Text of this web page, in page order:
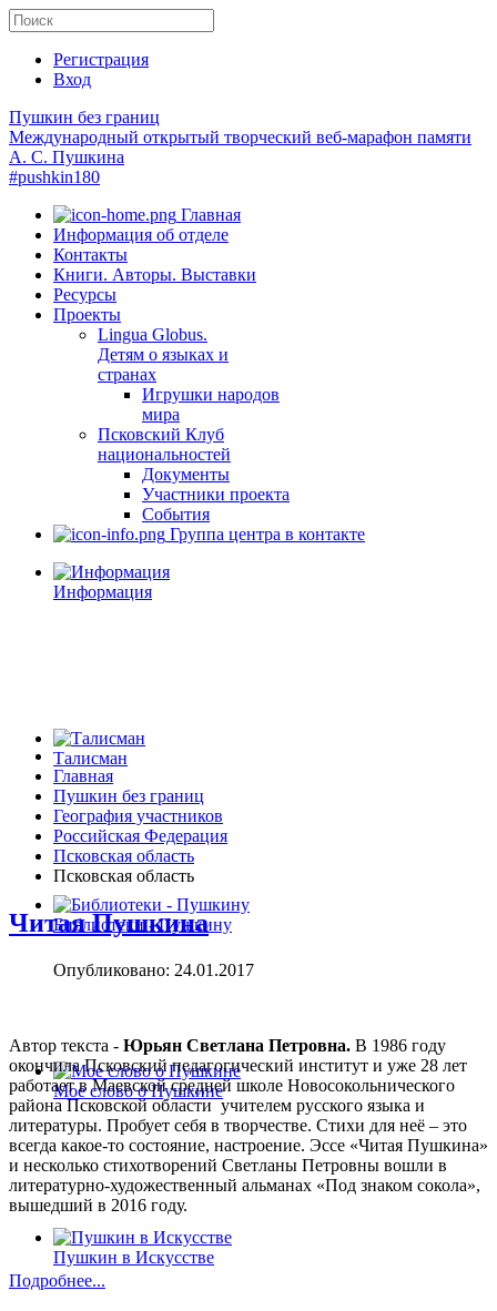
Регистрация
Вход
Пушкин без границ
Международный открытый творческий веб-марафон памяти
А. С. Пушкина
#pushkin180
Главная
Информация об отделе
Контакты
Книги. Авторы. Выставки
Ресурсы
Проекты
Lingua Globus.
Детям о языках и
странах
Игрушки народов
мира
Псковский Клуб
национальностей
Документы
Участники проекта
События
Группа центра в контакте
Информация
Талисман
Библиотеки - Пушкину
Мое слово о Пушкине
Пушкин в Искусстве
Главная
Пушкин без границ
География участников
Российская Федерация
Псковская область
Псковская область
Читая Пушкина
Опубликовано: 24.01.2017
Автор текста - Юрьян Светлана Петровна. В 1986 году
окончила Псковский педагогический институт и уже 28 лет
работает в Маевской средней школе Новосокольнического
района Псковской области учителем русского языка и
литературы. Пробует себя в творчестве. Стихи для неё – это
всегда какое-то состояние, настроение. Эссе «Читая Пушкина»
и несколько стихотворений Светланы Петровны вошли в
литературно-художественный альманах «Под знаком сокола»,
вышедший в 2016 году.
Подробнее...